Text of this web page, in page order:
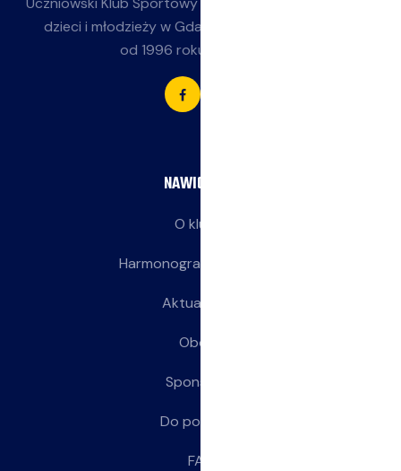
dzieci i młodzieży w Gdańsku-Jasieniu. Działamy
od 1996 roku przy SP 85.
NAWIGACJA
O klubie
Harmonogram treningów
Aktualności
Obozy
Sponsorzy
Do pobrania
FAQ